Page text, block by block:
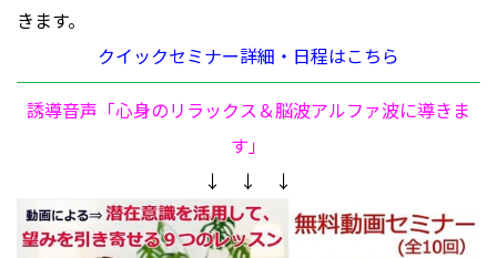
きます。
クイックセミナー詳細・日程はこちら
誘導音声「心身のリラックス＆脳波アルファ波に導きま
す」
↓ ↓ ↓